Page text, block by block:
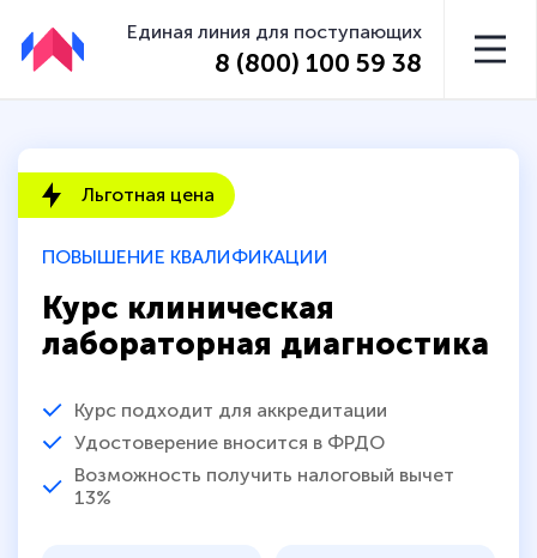
Единая линия для поступающих
8 (800) 100 59 38
ПОВЫШЕНИЕ КВАЛИФИКАЦИИ
Курс клиническая
лабораторная диагностика
Курс подходит для аккредитации
Удостоверение вносится в ФРДО
Возможность получить налоговый вычет
13%
Льготная цена